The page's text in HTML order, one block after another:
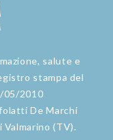
salute e
stampa del
05/2010
De Marchi
Valmarino (TV).